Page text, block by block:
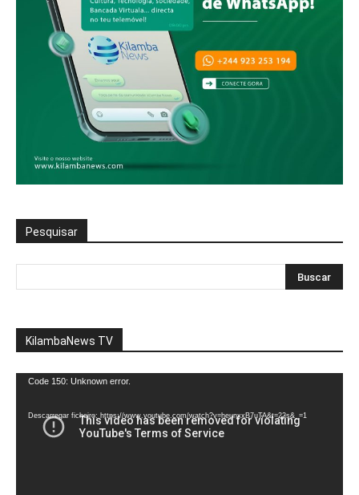
Pesquisar
KilambaNews TV
Reprodutor
vídeo
Code 150: Unknown error.
Descarregar ficheiro: https://www.youtube.com/watch?v=heunxxB7uTA&t=22s&_=1